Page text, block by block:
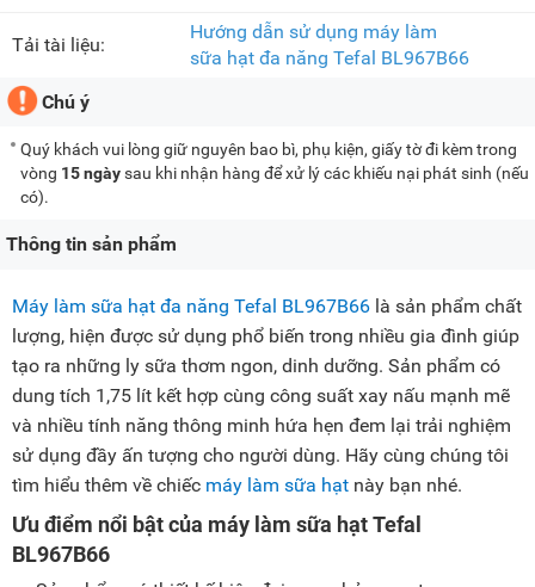
Tải tài liệu:
Hướng dẫn sử dụng máy làm
sữa hạt đa năng Tefal BL967B66
Chú ý
Quý khách vui lòng giữ nguyên bao bì, phụ kiện, giấy tờ đi kèm trong
vòng 15 ngàysau khi nhận hàng để xử lý các khiếu nại phát sinh (nếu
có).
Thông tin sản phẩm
Máy làm sữa hạt đa năng Tefal BL967B66 là sản phẩm chất
lượng, hiện được sử dụng phổ biến trong nhiều gia đình giúp
tạo ra những ly sữa thơm ngon, dinh dưỡng. Sản phẩm có
dung tích 1,75 lít kết hợp cùng công suất xay nấu mạnh mẽ
và nhiều tính năng thông minh hứa hẹn đem lại trải nghiệm
sử dụng đầy ấn tượng cho người dùng. Hãy cùng chúng tôi
tìm hiểu thêm về chiếc máy làm sữa hạt này bạn nhé.
Ưu điểm nổi bật của máy làm sữa hạt Tefal
BL967B66